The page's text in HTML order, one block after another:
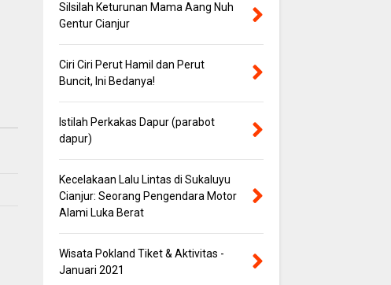
Silsilah Keturunan Mama Aang Nuh
Gentur Cianjur
Ciri Ciri Perut Hamil dan Perut
Buncit, Ini Bedanya!
Istilah Perkakas Dapur (parabot
dapur)
Kecelakaan Lalu Lintas di Sukaluyu
Cianjur: Seorang Pengendara Motor
Alami Luka Berat
Wisata Pokland Tiket & Aktivitas -
Januari 2021